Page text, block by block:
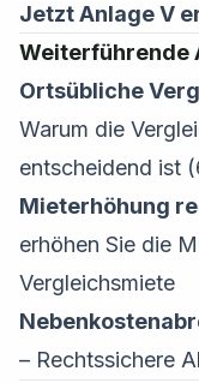
Jetzt Anlage V
Weiterführende
Ortsübliche
Warum die
entscheidend ist
Mieterhöhung
erhöhen Sie die
Vergleichsmiete
– Rechtssichere